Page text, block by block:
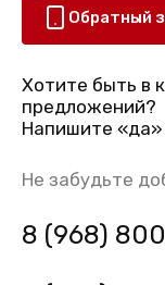
Обратный
Хотите быть в
предложений?
Напишите «да»
Не забудьте
8 (968)